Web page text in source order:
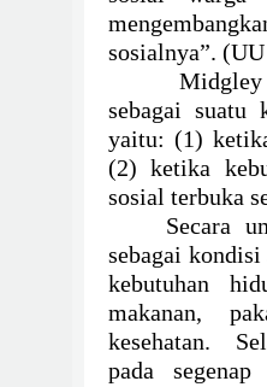
sosialnya”.
Midgley
sebagai suatu
yaitu: (1)
(2) ketika
sosial terbuka
Secara
sebagai
kebutuhan
makanan,
kesehatan.
pada